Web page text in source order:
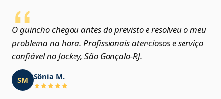
O guincho chegou antes do previsto e resolveu o meu
problema na hora. Profissionais atenciosos e serviço
confiável no Jockey, São Gonçalo‑RJ.
SM Sônia M.